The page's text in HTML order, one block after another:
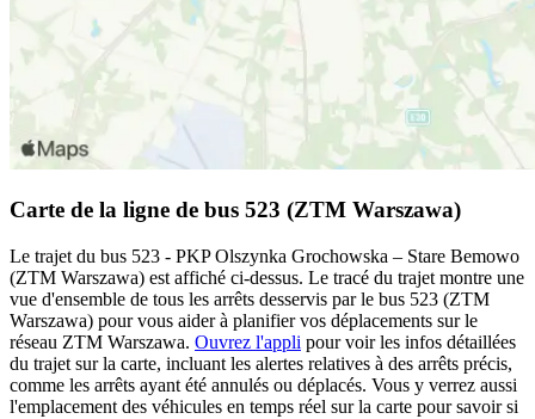
Carte de la ligne de bus 523 (ZTM Warszawa)
Le trajet du bus 523 - PKP Olszynka Grochowska – Stare Bemowo
(ZTM Warszawa) est affiché ci-dessus. Le tracé du trajet montre une
vue d'ensemble de tous les arrêts desservis par le bus 523 (ZTM
Warszawa) pour vous aider à planifier vos déplacements sur le
réseau ZTM Warszawa. Ouvrez l'appli pour voir les infos détaillées
du trajet sur la carte, incluant les alertes relatives à des arrêts précis,
comme les arrêts ayant été annulés ou déplacés. Vous y verrez aussi
l'emplacement des véhicules en temps réel sur la carte pour savoir si